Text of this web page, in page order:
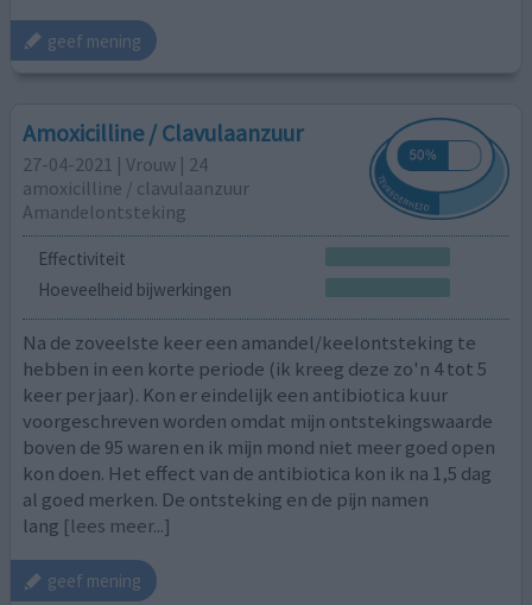
geef mening
Amoxicilline / Clavulaanzuur
27-04-2021 | Vrouw | 24
amoxicilline / clavulaanzuur
Amandelontsteking
Effectiviteit
Hoeveelheid bijwerkingen
Na de zoveelste keer een amandel/keelontsteking te
hebben in een korte periode (ik kreeg deze zo'n 4 tot 5
keer per jaar). Kon er eindelijk een antibiotica kuur
voorgeschreven worden omdat mijn ontstekingswaarde
boven de 95 waren en ik mijn mond niet meer goed open
kon doen. Het effect van de antibiotica kon ik na 1,5 dag
al goed merken. De ontsteking en de pijn namen
lang [lees meer...]
geef mening